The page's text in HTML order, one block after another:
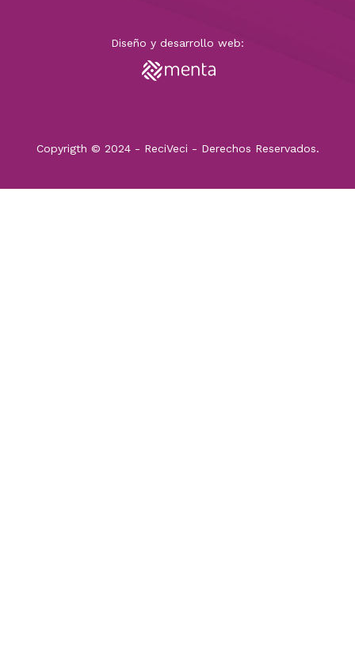
Diseño y desarrollo web:
Copyrigth © 2024 - ReciVeci - Derechos Reservados.